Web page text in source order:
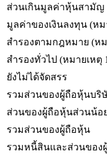
ส่วนเกินมูลค่าหุ้นสามัญ
มูลค่าของเงินลงทุน (หม
สำรองตามกฎหมาย (หม
สำรองทั่วไป (หมายเหตุ
ยังไม่ได้จัดสรร
รวมส่วนของผู้ถือหุ้นบริ
ส่วนของผู้ถือหุ้นส่วนน้อ
รวมส่วนของผู้ถือหุ้น
รวมหนี้สินและส่วนของ